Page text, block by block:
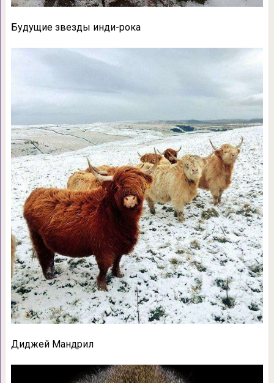
Будущие звезды инди-рока
Диджей Мандрил